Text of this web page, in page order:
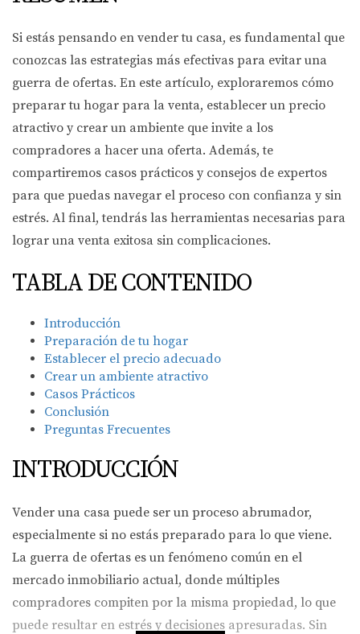
Si estás pensando en vender tu casa, es fundamental que
conozcas las estrategias más efectivas para evitar una
guerra de ofertas. En este artículo, exploraremos cómo
preparar tu hogar para la venta, establecer un precio
atractivo y crear un ambiente que invite a los
compradores a hacer una oferta. Además, te
compartiremos casos prácticos y consejos de expertos
para que puedas navegar el proceso con confianza y sin
estrés. Al final, tendrás las herramientas necesarias para
lograr una venta exitosa sin complicaciones.
TABLA DE CONTENIDO
Introducción
Preparación de tu hogar
Establecer el precio adecuado
Crear un ambiente atractivo
Casos Prácticos
Conclusión
Preguntas Frecuentes
INTRODUCCIÓN
Vender una casa puede ser un proceso abrumador,
especialmente si no estás preparado para lo que viene.
La guerra de ofertas es un fenómeno común en el
mercado inmobiliario actual, donde múltiples
compradores compiten por la misma propiedad, lo que
puede resultar en estrés y decisiones apresuradas. Sin